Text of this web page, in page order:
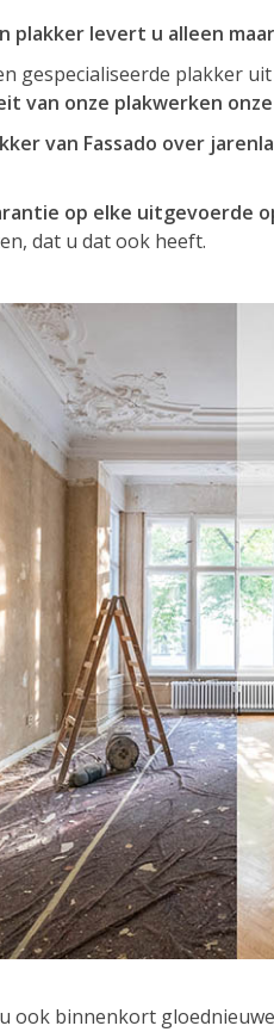
plakker levert u alleen
gespecialiseerde plakker
van onze plakwerken
van Fassado over
op elke uitgevoerde
dat u dat ook heeft.
ook binnenkort